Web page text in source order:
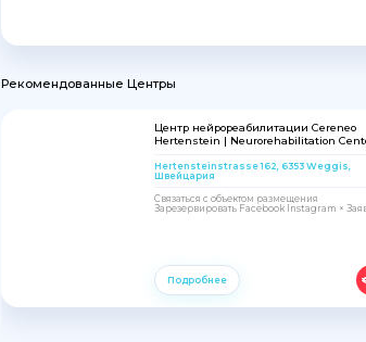
Рекомендованные Центры
Центр нейрореабилитации Cereneo
Hertenstein | Neurorehabilitation
Hertensteinstrasse 162, 6353 Weggis,
Швейцария
Связаться с объектом размещения
Зарезервировать Facebook Instagram ×
Подробнее